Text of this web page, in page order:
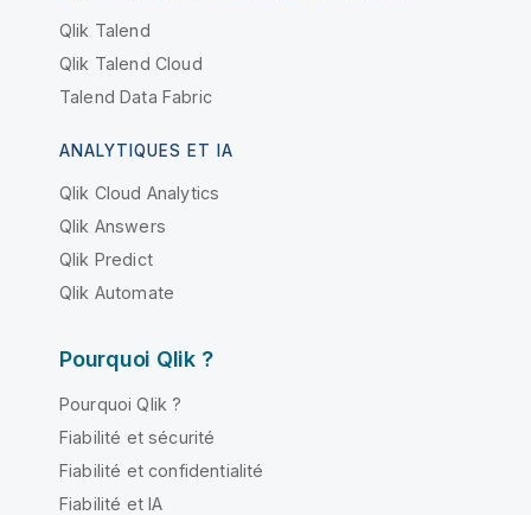
Qlik Talend
Qlik Talend Cloud
Talend Data Fabric
ANALYTIQUES ET IA
Qlik Cloud Analytics
Qlik Answers
Qlik Predict
Qlik Automate
Pourquoi Qlik ?
Pourquoi Qlik ?
Fiabilité et sécurité
Fiabilité et confidentialité
Fiabilité et IA